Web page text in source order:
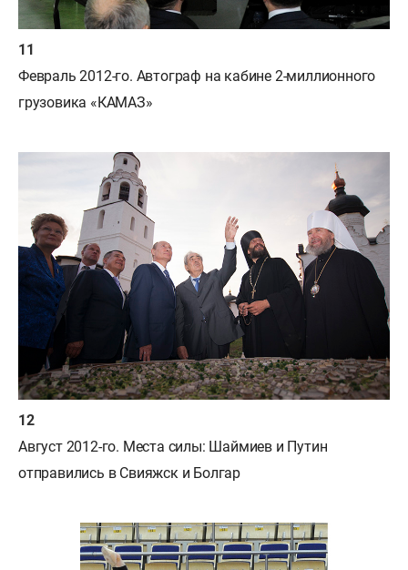
Февраль 2012-го. Автограф на кабине 2-миллионного
грузовика «КАМАЗ»
Август 2012-го. Места силы: Шаймиев и Путин
отправились в Свияжск и Болгар